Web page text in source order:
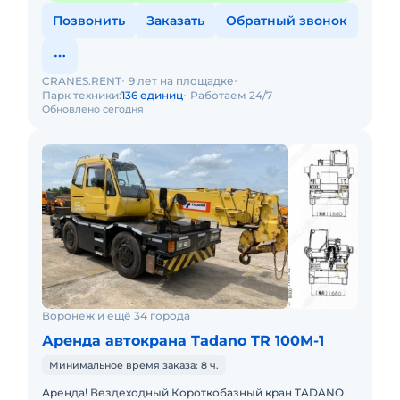
Позвонить Заказать Обратный звонок
Обновлено сегодня
CRANES.RENT 9 лет на площадке
Парк техники:136 единиц Работаем 24/7
Воронеж и ещё 34 города
Аренда автокрана Tadano TR 100M-1
Минимальное время заказа: 8 ч.
Аренда! Вездеходный Короткобазный кран TADANO